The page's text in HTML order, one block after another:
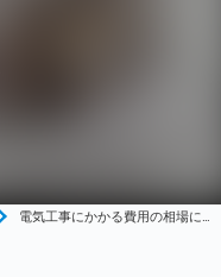
電気工事にかかる費用の相場について